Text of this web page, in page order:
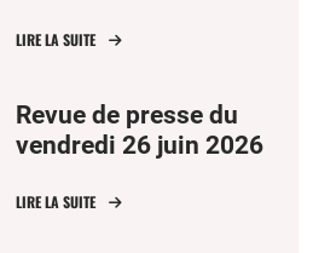
LIRE LA SUITE
Revue de presse du
vendredi 26 juin 2026
LIRE LA SUITE